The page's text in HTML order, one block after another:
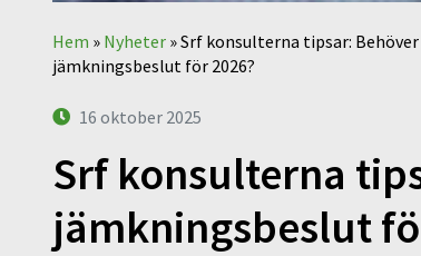
Hem » Nyheter »Srf konsulterna tipsar:
jämkningsbeslut för 2026?
16 oktober 2025
Srf konsulterna
jämkningsbeslut